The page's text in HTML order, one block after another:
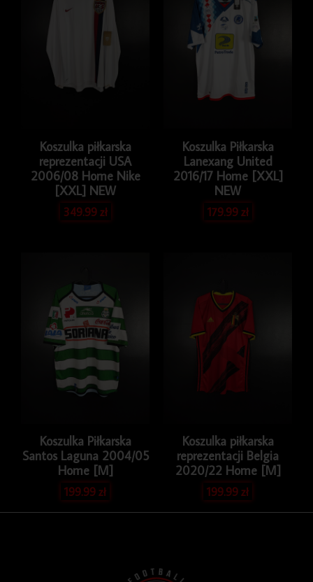
Koszulka piłkarska
reprezentacji USA
2006/08 Home Nike
[XXL] NEW
349.99zł
Koszulka Piłkarska
Lanexang United
2016/17 Home [XXL]
NEW
179.99zł
Koszulka Piłkarska
Santos Laguna 2004/05
Home [M]
199.99zł
Koszulka piłkarska
reprezentacji Belgia
2020/22 Home [M]
199.99zł